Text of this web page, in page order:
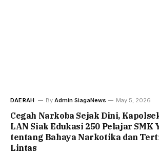
DAERAH By Admin SiagaNews May 5, 2026
Cegah Narkoba Sejak Dini,
LAN Siak Edukasi 250 Pelajar SMK
tentang Bahaya Narkotika dan
Lintas